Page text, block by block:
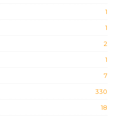
1
1
2
1
7
330
18